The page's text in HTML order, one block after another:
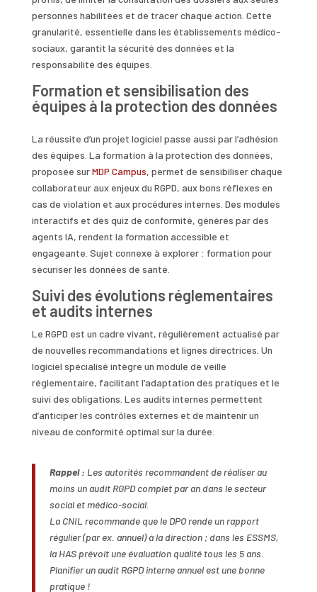
personnes habilitées et de tracer chaque action. Cette
granularité, essentielle dans les établissements médico-
sociaux, garantit la sécurité des données et la
responsabilité des équipes.
Formation et sensibilisation des
équipes à la protection des données
La réussite d’un projet logiciel passe aussi par l’adhésion
des équipes. La formation à la protection des données,
proposée surMDP Campus, permet de sensibiliser chaque
collaborateur aux enjeux du RGPD, aux bons réflexes en
cas de violation et aux procédures internes. Des modules
interactifs et des quiz de conformité, générés par des
agents IA, rendent la formation accessible et
engageante. Sujet connexe à explorer : formation pour
sécuriser les données de santé.
Suivi des évolutions réglementaires
et audits internes
Le RGPD est un cadre vivant, régulièrement actualisé par
de nouvelles recommandations et lignes directrices. Un
logiciel spécialisé intègre un module de veille
réglementaire, facilitant l’adaptation des pratiques et le
suivi des obligations. Les audits internes permettent
d’anticiper les contrôles externes et de maintenir un
niveau de conformité optimal sur la durée.
Rappel : Les autorités recommandent de réaliser au
moins un audit RGPD complet par an dans le secteur
social et médico-social.
La CNIL recommande que le DPO rende un rapport
régulier (par ex. annuel) à la direction ; dans les ESSMS,
la HAS prévoit une évaluation qualité tous les 5 ans.
Planifier un audit RGPD interne annuel est une bonne
pratique !